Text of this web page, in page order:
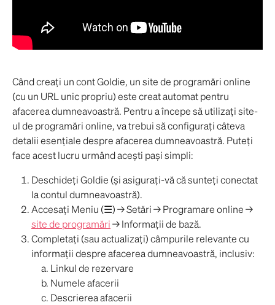
Când creați un cont Goldie, un site de programări online
(cu un URL unic propriu) este creat automat pentru
afacerea dumneavoastră. Pentru a începe să utilizați site-
ul de programări online, va trebui să configurați câteva
detalii esențiale despre afacerea dumneavoastră. Puteți
face acest lucru urmând acești pași simpli:
Deschideți Goldie (și asigurați-vă că sunteți conectat
la contul dumneavoastră).
Accesați Meniu (☰) → Setări → Programare online →
site de programări → Informații de bază.
Completați (sau actualizați) câmpurile relevante cu
informații despre afacerea dumneavoastră, inclusiv:
Linkul de rezervare
Numele afacerii
Descrierea afacerii